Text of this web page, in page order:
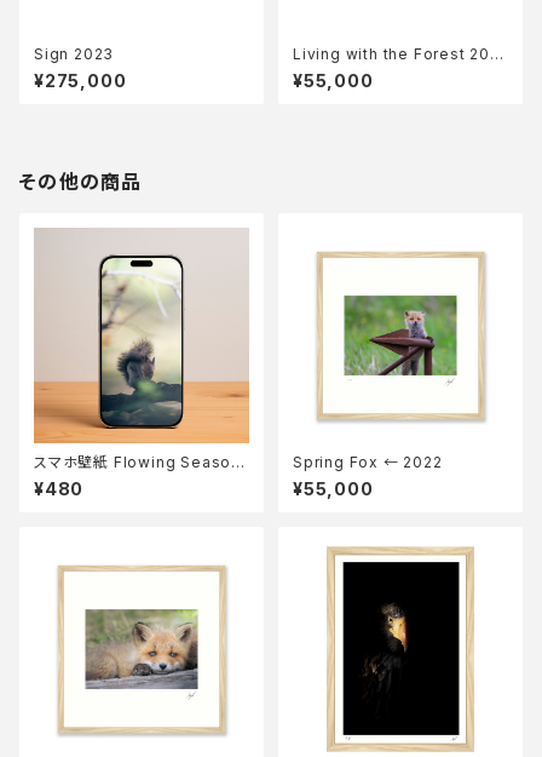
Sign 2023
¥275,000
Living with the Forest 202
3
¥55,000
その他の商品
スマホ壁紙 Flowing Season
s
¥480
Spring Fox ← 2022
¥55,000